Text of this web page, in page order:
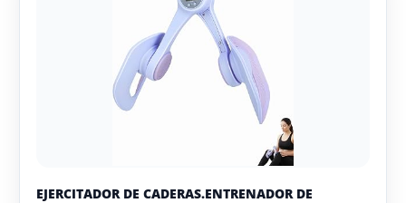
EJERCITADOR DE CADERAS.ENTRENADOR DE